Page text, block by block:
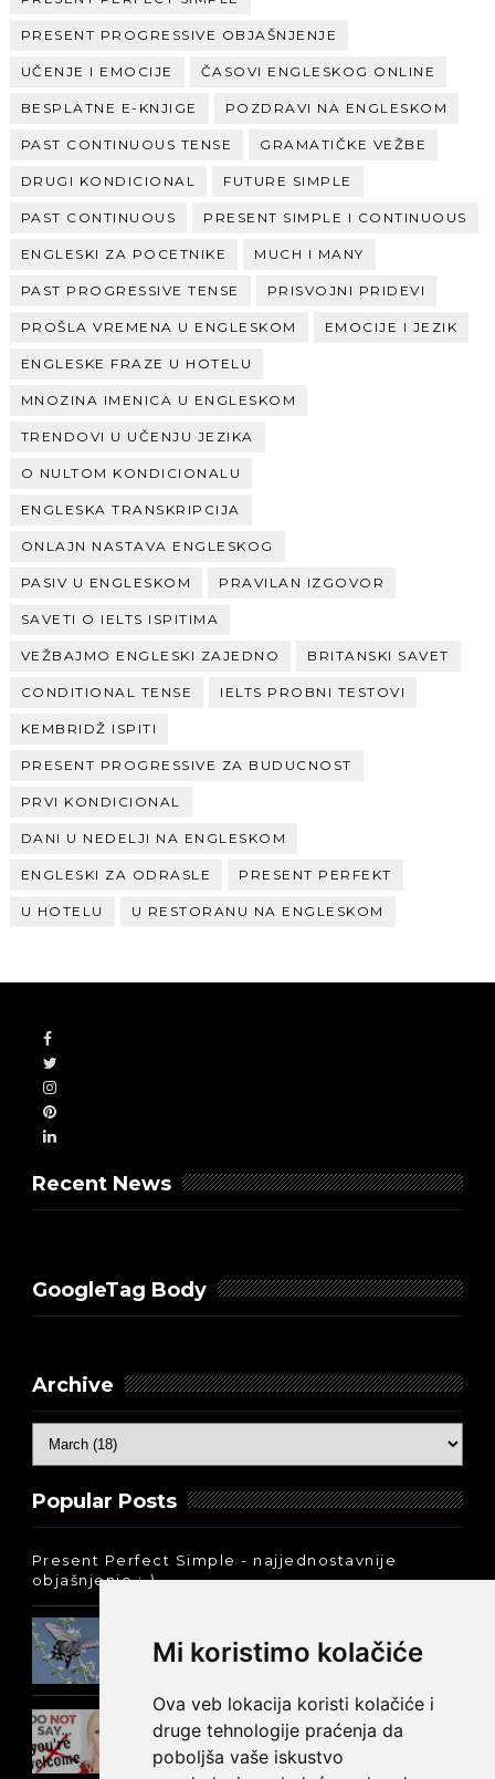
Mi koristimo kolačiće
Ova veb lokacija koristi kolačiće i
druge tehnologije praćenja da
poboljša vaše iskustvo
PRESENT PROGRESSIVE OBJAŠNJENJE
UČENJE I EMOCIJE ČASOVI ENGLESKOG ONLINE
BESPLATNE E-KNJIGE POZDRAVI NA ENGLESKOM
PAST CONTINUOUS TENSE GRAMATIČKE VEŽBE
DRUGI KONDICIONAL FUTURE SIMPLE
PAST CONTINUOUS PRESENT SIMPLE I CONTINUOUS
ENGLESKI ZA POCETNIKE MUCH I MANY
PAST PROGRESSIVE TENSE PRISVOJNI PRIDEVI
PROŠLA VREMENA U ENGLESKOM EMOCIJE I JEZIK
ENGLESKE FRAZE U HOTELU
MNOZINA IMENICA U ENGLESKOM
TRENDOVI U UČENJU JEZIKA
O NULTOM KONDICIONALU
ENGLESKA TRANSKRIPCIJA
ONLAJN NASTAVA ENGLESKOG
PASIV U ENGLESKOM PRAVILAN IZGOVOR
SAVETI O IELTS ISPITIMA
VEŽBAJMO ENGLESKI ZAJEDNO BRITANSKI SAVET
CONDITIONAL TENSE IELTS PROBNI TESTOVI
KEMBRIDŽ ISPITI
PRESENT PROGRESSIVE ZA BUDUCNOST
PRVI KONDICIONAL
DANI U NEDELJI NA ENGLESKOM
ENGLESKI ZA ODRASLE PRESENT PERFEKT
U HOTELU U RESTORANU NA ENGLESKOM
Recent News
GoogleTag Body
Archive
Popular Posts
Present Perfect Simple - najjednostavnije
objašnjenje :-)
engleskom: was ili were
Kako reći NEMA NA ČEMU na
engleskom?